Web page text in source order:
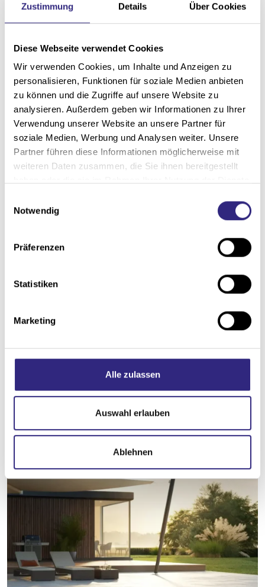
Zustimmung Details Über Cookies
Diese Webseite verwendet Cookies
Wir verwenden Cookies, um Inhalte und Anzeigen zu
personalisieren, Funktionen für soziale Medien anbieten
zu können und die Zugriffe auf unsere Website zu
analysieren. Außerdem geben wir Informationen zu Ihrer
Verwendung unserer Website an unsere Partner für
soziale Medien, Werbung und Analysen weiter. Unsere
Partner führen diese Informationen möglicherweise mit
weiteren Daten zusammen, die Sie ihnen bereitgestellt
Notwendig
Präferenzen
Statistiken
Marketing
Alle zulassen
Auswahl erlauben
Ablehnen
Terrassendächer
Sonnenschirme